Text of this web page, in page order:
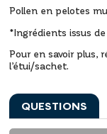
Pollen en pelotes
*Ingrédients issus
Pour en savoir plus,
l’étui/sachet.
QUESTIONS